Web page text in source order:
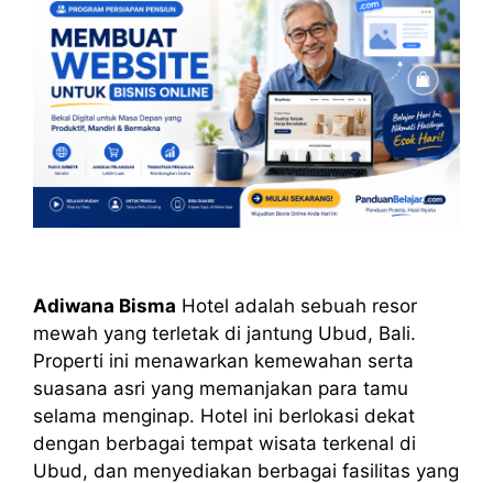
Adiwana Bisma Hotel adalah sebuah resor
mewah yang terletak di jantung Ubud, Bali.
Properti ini menawarkan kemewahan serta
suasana asri yang memanjakan para tamu
selama menginap. Hotel ini berlokasi dekat
dengan berbagai tempat wisata terkenal di
Ubud, dan menyediakan berbagai fasilitas yang